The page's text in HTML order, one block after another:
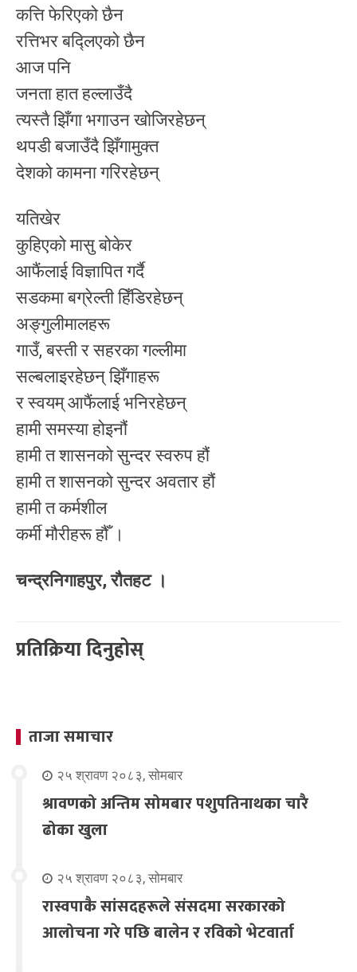
कत्ति फेरिएको छैन
रत्तिभर बद्लिएको छैन
आज पनि
जनता हात हल्लाउँदै
त्यस्तै झिँगा भगाउन खोजिरहेछन्
थपडी बजाउँदै झिँगामुक्त
देशको कामना गरिरहेछन्
यतिखेर
कुहिएको मासु बोकेर
आफैंलाई विज्ञापित गर्दै
सडकमा बग्रेल्ती हिँडिरहेछन्
अङ्गुलीमालहरू
गाउँ, बस्ती र सहरका गल्लीमा
सल्बलाइरहेछन् झिँगाहरू
र स्वयम् आफैंलाई भनिरहेछन्
हामी समस्या होइनौं
हामी त शासनको सुन्दर स्वरुप हौं
हामी त शासनको सुन्दर अवतार हौं
हामी त कर्मशील
कर्मी मौरीहरू हौँ ।
चन्द्रनिगाहपुर, रौतहट ।
प्रतिक्रिया दिनुहोस्
ताजा समाचार
२५ श्रावण २०८३, सोमबार
श्रावणको अन्तिम सोमबार पशुपतिनाथका चारै
ढोका खुला
२५ श्रावण २०८३, सोमबार
रास्वपाकै सांसदहरूले संसदमा सरकारको
आलोचना गरे पछि बालेन र रविको भेटवार्ता